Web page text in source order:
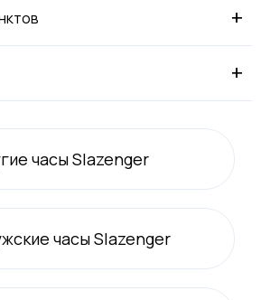
+
+
часы Slazenger
часы Slazenger